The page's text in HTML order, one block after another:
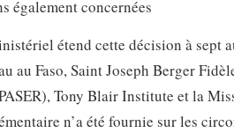
également concernées
étend cette décision à sept
au Faso, Saint Joseph Berger
Tony Blair Institute et la
n’a été fournie sur les